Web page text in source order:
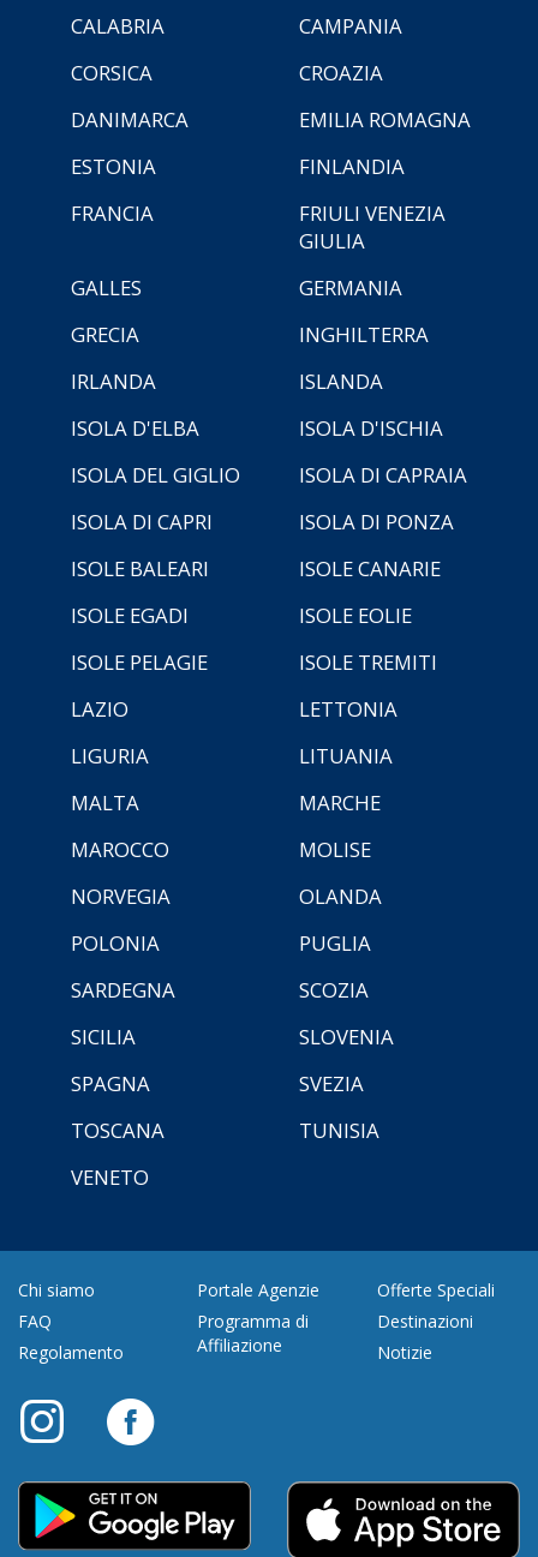
CALABRIA
CAMPANIA
CORSICA
CROAZIA
DANIMARCA
EMILIA ROMAGNA
ESTONIA
FINLANDIA
FRANCIA
FRIULI VENEZIA
GIULIA
GALLES
GERMANIA
GRECIA
INGHILTERRA
IRLANDA
ISLANDA
ISOLA D'ELBA
ISOLA D'ISCHIA
ISOLA DEL GIGLIO
ISOLA DI CAPRAIA
ISOLA DI CAPRI
ISOLA DI PONZA
ISOLE BALEARI
ISOLE CANARIE
ISOLE EGADI
ISOLE EOLIE
ISOLE PELAGIE
ISOLE TREMITI
LAZIO
LETTONIA
LIGURIA
LITUANIA
MALTA
MARCHE
MAROCCO
MOLISE
NORVEGIA
OLANDA
POLONIA
PUGLIA
SARDEGNA
SCOZIA
SICILIA
SLOVENIA
SPAGNA
SVEZIA
TOSCANA
TUNISIA
VENETO
Chi siamo
FAQ
Regolamento
Portale Agenzie
Programma di
Affiliazione
Offerte Speciali
Destinazioni
Notizie